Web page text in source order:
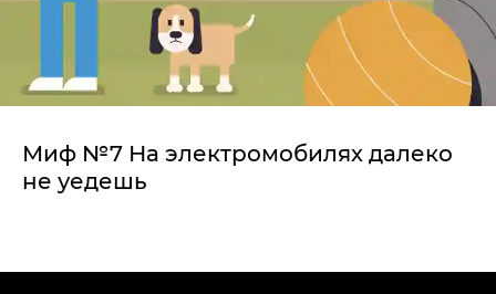
Миф №7 На электромобилях далеко
не уедешь